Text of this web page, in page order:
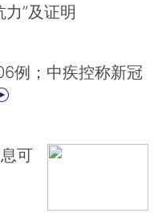
”及证明
例；中疾控称新冠
可